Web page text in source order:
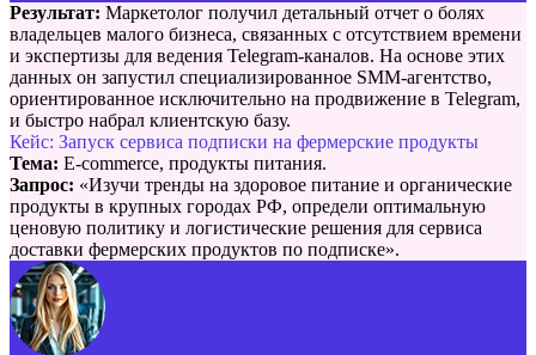
Результат: Маркетолог получил детальный отчет о болях
владельцев малого бизнеса, связанных с отсутствием времени
и экспертизы для ведения Telegram-каналов. На основе этих
данных он запустил специализированное SMM-агентство,
ориентированное исключительно на продвижение в Telegram,
и быстро набрал клиентскую базу.
Кейс: Запуск сервиса подписки на фермерские продукты
Тема: E-commerce, продукты питания.
Запрос: «Изучи тренды на здоровое питание и органические
продукты в крупных городах РФ, определи оптимальную
ценовую политику и логистические решения для сервиса
доставки фермерских продуктов по подписке».